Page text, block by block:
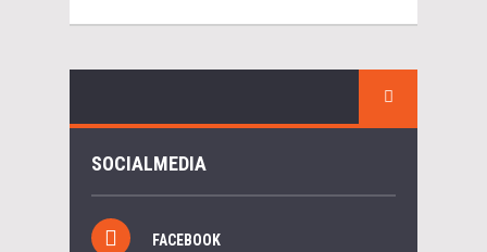
SOCIALMEDIA
FACEBOOK